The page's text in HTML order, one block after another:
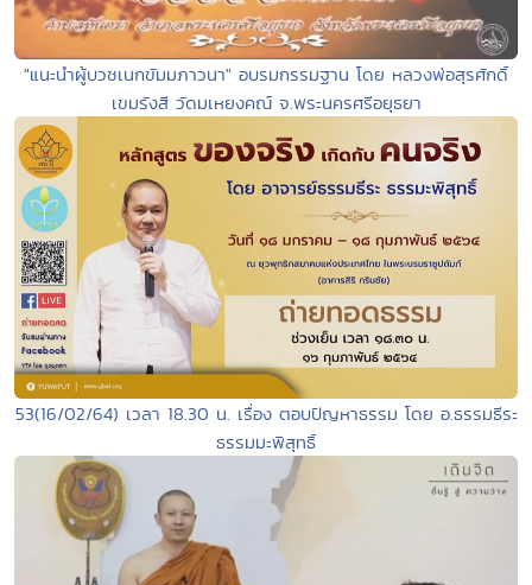
"แนะนำผู้บวชเนกขัมมภาวนา" อบรมกรรมฐาน โดย หลวงพ่อสุรศักดิ์
เขมรังสี วัดมเหยงคณ์ จ.พระนครศรีอยุธยา
53(16/02/64) เวลา 18.30 น. เรื่อง ตอบปัญหาธรรม โดย อ.ธรรมธีระ
ธรรมมะพิสุทธิ์